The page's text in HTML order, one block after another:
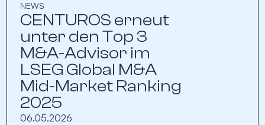
NEWS
CENTUROS erneut
unter den Top 3
M&A-Advisor im
LSEG Global M&A
Mid-Market Ranking
2025
06.05.2026